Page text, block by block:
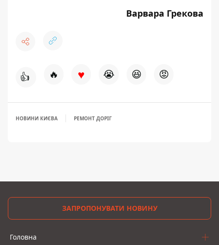
Варвара Грекова
👍 🔥 ♥ 😭 😆 😡
НОВИНИ КИЄВА РЕМОНТ ДОРІГ
ЗАПРОПОНУВАТИ НОВИНУ
Головна